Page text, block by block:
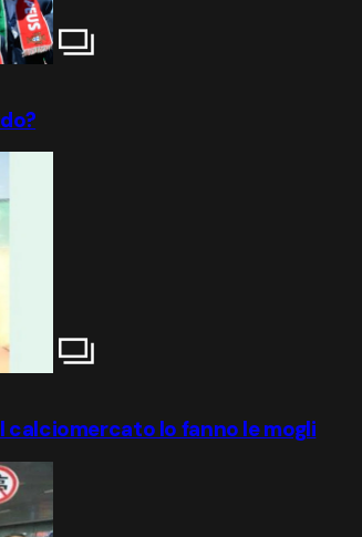
calciomercato lo fanno le mogli